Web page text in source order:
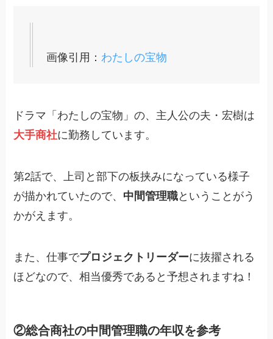
画像引用：わたしの宝物
ドラマ「わたしの宝物」の、主人公の夫・宏樹は
大手商社に勤務しています。
第2話で、上司と部下の板挟みになっている様子
が描かれていたので、 中間管理職ということがう
かがえます。
また、仕事でプロジェクトリーダーに抜擢される
ほどなので、相当優秀であると予想されますね！
②総合商社の中間管理職の年収を参考